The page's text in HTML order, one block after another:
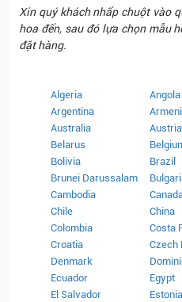
Xin quý khách nhấp chuột vào
hoa đến, sau đó lựa chọn mẫu
đặt hàng.
Algeria
Angola
Argentina
Australia
Austria
Belarus
Bolivia
Brazil
Brunei Darussalam
Cambodia
Chile
China
Colombia
Costa
Croatia
Czech
Denmark
Ecuador
Egypt
El Salvador
Estonia